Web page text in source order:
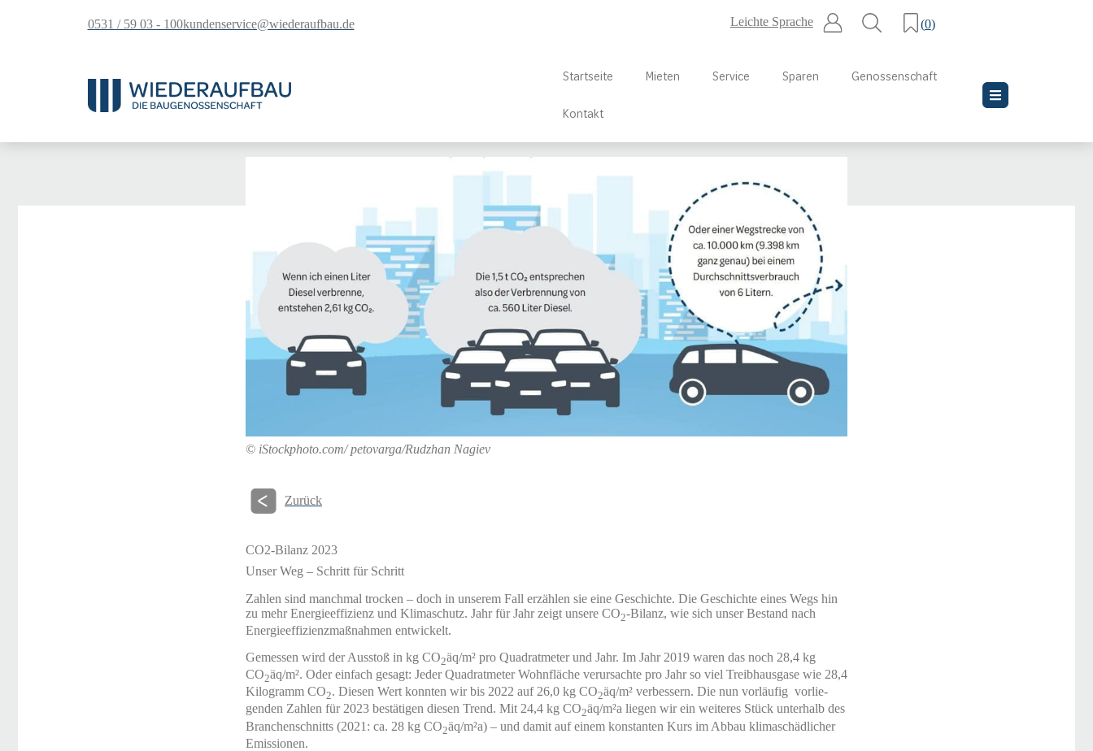
0531 / 59 03 - 100kundenservice@wiederaufbau.de Leichte Sprache (0)
Startseite Mieten Service Sparen Genossenschaft
Kontakt
CO2-Bilanz 2023
© iStockphoto.com/ petovarga/Rudzhan Nagiev
Zurück
CO2-Bilanz 2023
Unser Weg – Schritt für Schritt
Zahlen sind manchmal trocken – doch in unserem Fall erzählen sie eine Geschichte. Die Geschichte eines Wegs hin
zu mehr Energieeffizienz und Klimaschutz. Jahr für Jahr zeigt unsere CO2-Bilanz, wie sich unser Bestand nach
Energieeffizienzmaßnahmen entwickelt.
Gemessen wird der Ausstoß in kg CO2äq/m² pro Quadratmeter und Jahr. Im Jahr 2019 waren das noch 28,4 kg
CO2äq/m². Oder einfach gesagt: Jeder Quadratmeter Wohnfläche verursachte pro Jahr so viel Treibhausgase wie 28,4
Kilogramm CO2. Diesen Wert konnten wir bis 2022 auf 26,0 kg CO2äq/m² verbessern. Die nun vorläufig vorlie-
genden Zahlen für 2023 bestätigen diesen Trend. Mit 24,4 kg CO2äq/m²a liegen wir ein weiteres Stück unterhalb des
Branchenschnitts (2021: ca. 28 kg CO2äq/m²a) – und damit auf einem konstanten Kurs im Abbau klimaschädlicher
Emissionen.